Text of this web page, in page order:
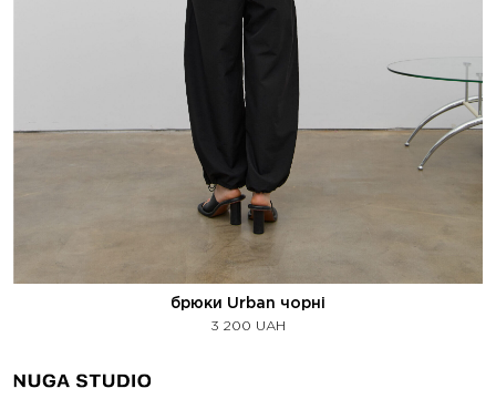
брюки Urban чорні
3 200 UAH